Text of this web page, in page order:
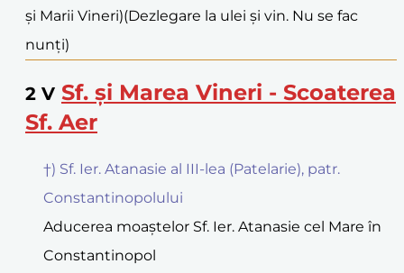
și Marii Vineri)(Dezlegare la ulei și vin. Nu se fac
nunți)
2 V Sf. și Marea Vineri - Scoaterea
Sf. Aer
†) Sf. Ier. Atanasie al III-lea (Patelarie), patr.
Constantinopolului
Aducerea moaștelor Sf. Ier. Atanasie cel Mare în
Constantinopol